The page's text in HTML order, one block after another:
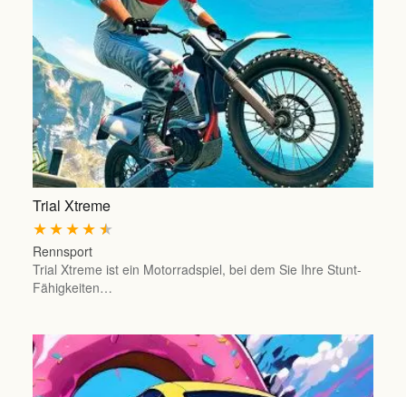
Trial Xtreme
★
★
★
★
★
Rennsport
Trial Xtreme ist ein Motorradspiel, bei dem Sie Ihre Stunt-
Fähigkeiten…